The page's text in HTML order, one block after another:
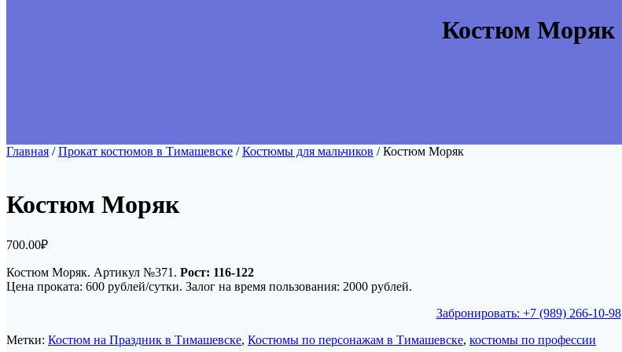
Костюм Моряк
Главная /Прокат костюмов в Тимашевске /Костюмы для мальчиков / Костюм Моряк
Костюм Моряк
700.00₽
Костюм Моряк. Артикул №371. Рост: 116-122
Цена проката: 600 рублей/сутки. Залог на время пользования: 2000 рублей.
Забронировать: +7 (989) 266-10-98
Метки: Костюм на Праздник в Тимашевске, Костюмы по персонажам в Тимашевске, костюмы по профессии